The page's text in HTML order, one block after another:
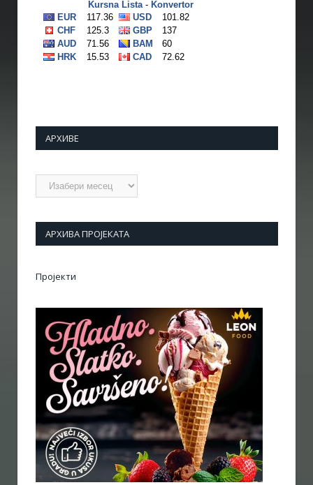
АРХИВЕ
Архиве
АРХИВА ПРОЈЕКАТА
Пројекти